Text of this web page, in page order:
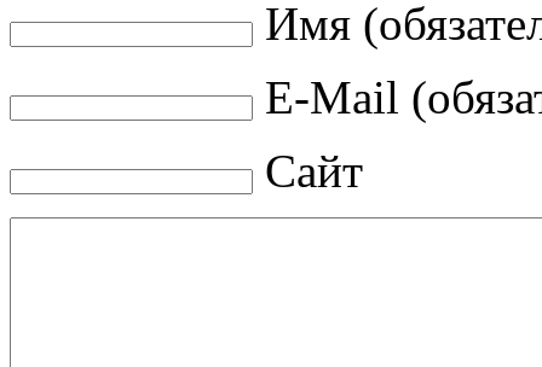
Имя
E-Mail
Сайт